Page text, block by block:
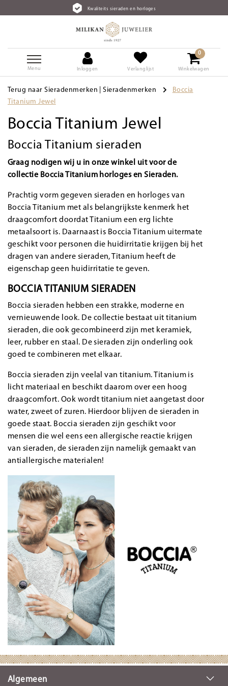
Kwaliteits sieraden en horloges
Menu Inloggen Verlanglijst
0
Winkelwagen
Terug naar Sieradenmerken |Sieradenmerken
Boccia
Titanium Jewel
Boccia Titanium Jewel
Boccia Titanium sieraden
Graag nodigen wij u in onze winkel uit voor de
collectie Boccia Titanium horloges en Sieraden.
Prachtig vorm gegeven sieraden en horloges van
Boccia Titanium met als belangrijkste kenmerk het
draagcomfort doordat Titanium een erg lichte
metaalsoort is. Daarnaast is Boccia Titanium uitermate
geschikt voor personen die huidirritatie krijgen bij het
dragen van andere sieraden, Titanium heeft de
eigenschap geen huidirritatie te geven.
BOCCIA TITANIUM SIERADEN
Boccia sieraden hebben een strakke, moderne en
vernieuwende look. De collectie bestaat uit titanium
sieraden, die ook gecombineerd zijn met keramiek,
leer, rubber en staal. De sieraden zijn onderling ook
goed te combineren met elkaar.
Boccia sieraden zijn veelal van titanium. Titanium is
licht materiaal en beschikt daarom over een hoog
draagcomfort. Ook wordt titanium niet aangetast door
water, zweet of zuren. Hierdoor blijven de sieraden in
goede staat. Boccia sieraden zijn geschikt voor
mensen die wel eens een allergische reactie krijgen
van sieraden, de sieraden zijn namelijk gemaakt van
antiallergische materialen!
Algemeen